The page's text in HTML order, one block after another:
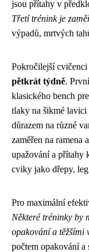
jsou přítahy v
Třetí trénink je
výpadů, mrtvých
Pokročilejší
pětkrát týdně.
klasického bench
tlaky na šikmé lavici
důrazem na různé
zaměřen na ramena
upažování a přítahy
cviky jako dřepy,
Pro maximální
Některé tréninky by
opakování a těžšími
počtem opakování a